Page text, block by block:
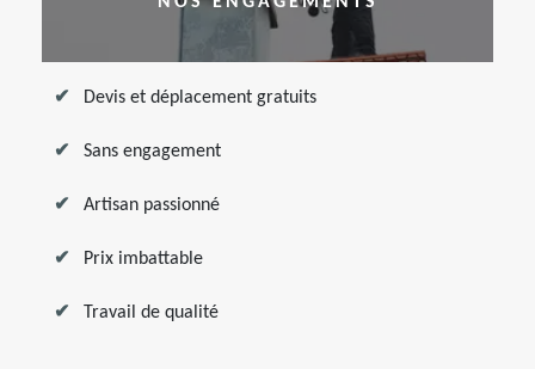
Devis et déplacement gratuits
Sans engagement
Artisan passionné
Prix imbattable
Travail de qualité